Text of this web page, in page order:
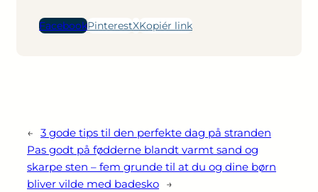
FacebookPinterestXKopiér link
← 3 gode tips til den perfekte dag på stranden
Pas godt på fødderne blandt varmt sand og
skarpe sten – fem grunde til at du og dine børn
bliver vilde med badesko →